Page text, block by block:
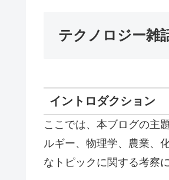
テクノロジー雑
イントロダクション
ここでは、本ブログの主
ルギー、物理学、農業、
なトピックに関する考察